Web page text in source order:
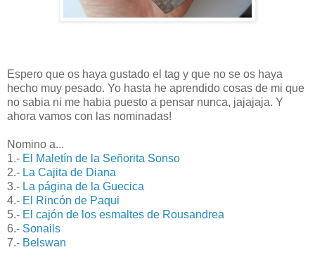
Espero que os haya gustado el tag y que no se os haya
hecho muy pesado. Yo hasta he aprendido cosas de mi que
no sabia ni me habia puesto a pensar nunca, jajajaja. Y
ahora vamos con las nominadas!
Nomino a...
1.- El Maletín de la Señorita Sonso
2.- La Cajita de Diana
3.- La página de la Guecica
4.- El Rincón de Paqui
5.- El cajón de los esmaltes de Rousandrea
6.- Sonails
7.- Belswan